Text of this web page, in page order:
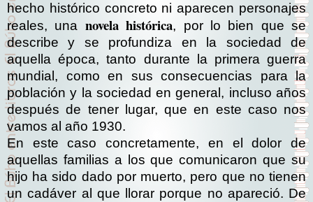
hecho histórico concreto ni aparecen personajes
reales, una novela histórica, por lo bien que se
describe y se profundiza en la sociedad de
aquella época, tanto durante la primera guerra
mundial, como en sus consecuencias para la
población y la sociedad en general, incluso años
después de tener lugar, que en este caso nos
vamos al año 1930.
En este caso concretamente, en el dolor de
aquellas familias a los que comunicaron que su
hijo ha sido dado por muerto, pero que no tienen
un cadáver al que llorar porque no apareció. De